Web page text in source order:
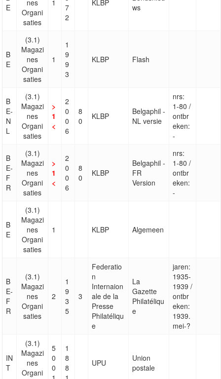
E
nes
Organi
saties
1
7
2
KLBP
ws
B
E
(3.1)
Magazi
nes
Organi
saties
1
1
9
9
3
KLBP Flash
B
E-
N
L
(3.1)
Magazi
nes
Organi
saties
>
1
<
2
0
0
6
8
0
KLBP
Belgaphil -
NL versie
nrs:
1-80 /
ontbr
eken:
-
B
E-
F
R
(3.1)
Magazi
nes
Organi
saties
>
1
<
2
0
0
6
8
0
KLBP
Belgaphil -
FR
Version
nrs:
1-80 /
ontbr
eken:
-
B
E
(3.1)
Magazi
nes
Organi
saties
1 KLBP Algemeen
B
E-
F
R
(3.1)
Magazi
nes
Organi
saties
2
1
9
3
5
3
Federatio
n
Internaion
ale de la
Presse
Philatéliqu
e
La
Gazette
Philatéliqu
e
jaren:
1935-
1939 /
ontbr
eken:
1939.
mei-?
IN
T
(3.1)
Magazi
nes
Organi
5
0
0
1
8
8
UPU
Union
postale